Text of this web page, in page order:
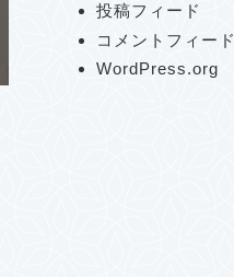
投稿フィード
コメントフィード
WordPress.org